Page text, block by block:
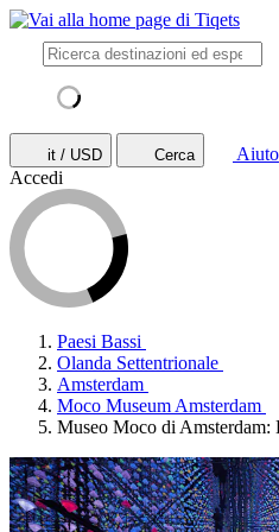
it / USD Cerca
Aiuto
Accedi
Paesi Bassi
Olanda Settentrionale
Amsterdam
Moco Museum Amsterdam
Museo Moco di Amsterdam: